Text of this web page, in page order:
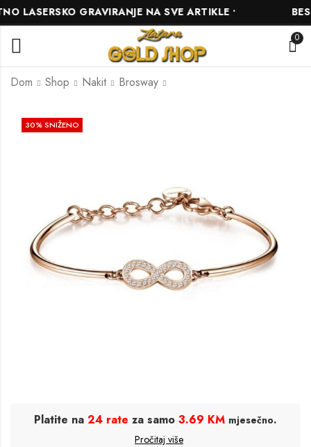
GRAVIRANJE NA SVE ARTIKLE •
0
Dom Shop Nakit Brosway
30% SNIŽENO
Platite na 24 rate za samo 3.69 KM mjesečno.
Pročitaj više